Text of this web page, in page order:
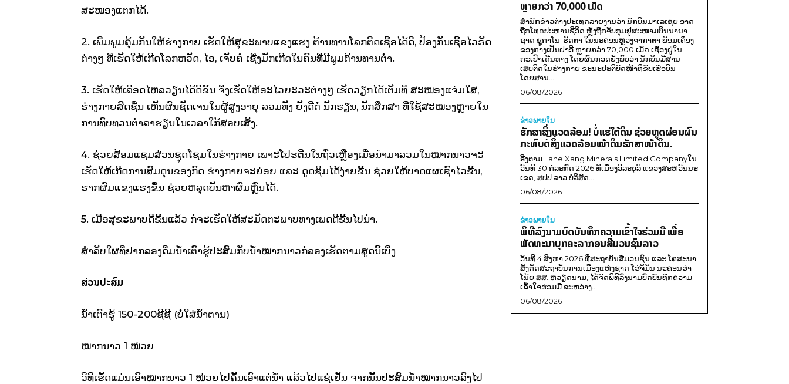
ສະໝອງ​ແຕກ​ໄດ້.
2.​ ເພີ່ມ​ພູມ​ຄຸ້ມ​ກັນ​ໃຫ້​ຮ່າງກາຍ ​ເຮັດ​ໃຫ້​ສຸຂະພາບ​ແຂງ​ແຮງ ຕ້ານທານ​ໂລກ​ຕິດ​ເຊື້ອ​ໄດ້ດີ, ປ້ອງ​ກັນ​ເຊື້ອ​ໄວ​ຣັດ​
ຕ່າງໆ​ ທີ່​ເຮັດ​ໃຫ້​ເກີດ​ໂລກ​ຫວັດ, ​ໄອ, ​ເຈັບຄໍ ​ເຊີ່ງ​ມັກ​ເກີດ​ໃນ​ຄົນ​ທີ່​ມີ​ພູມ​ຕ້ານທານ​ຕ່ຳ.
3. ​ເຮັດ​ໃຫ້​ເລືອດ​ໄຫລ​ວຽນ​ໄດ້​ດີ​ຂື້ນ ຈຶ່ງ​ເຮັດ​ໃຫ້​ອະ​ໄວ​ຍະ​ວະ​ຕ່າງໆ ​ເຮັດ​ວຽກ​ໄດ້​ເຕັມທີ່ ສະໝອງ​ແຈ່ມ​ໃສ,
ຮ່າງກາຍ​ສົດຊື່ນ ​ເຫັນ​ຜົນ​ຊັດ​ເຈນ​ໃນ​ຜູ້​ສູງ​ອາຍຸ ລວມທັງ ​ຍັງ​ດີ​ຕໍ່ ນັກຮຽນ, ນັກ​ສຶກສາ ທີ່​ໃຊ້​ສະໝອງຫຼາຍ​ໃນ​
ການ​ທົບ​ທວນ​ຕຳລາ​ຮຽນ​ໃນ​ເວລາ​ໃກ້​ສອບ​ເສັງ.
4. ຊ່ວຍ​ສ້ອມ​ແຊມ​ສ່ວນ​ຊຸດ​ໂຊມ​ໃນ​ຮ່າງ​ກາຍ ​ເພາະ​ໂປຣຕີນ​ໃນ​ຖົ່ວ​ເຫຼືອງ​ເມື່ອ​ນຳ​ມາ​ລວມ​ໃນໝາກນາວ​ຈະ​
ເຮັດ​ໃຫ້​ເກີດ​ການ​ສົມ​ດຸນ​ຂອງ​ກົດ ຮ່າງກາຍ​ຈະ​ຍ່ອຍ ​ແລະ ດູູດຊຶມ​ໄດ້​ງ່າຍ​ຂື້ນ ຊ່ວຍ​ໃຫ້​ບາດ​ແຜ​ເຊົາ​ໄວ​ຂື້ນ,
ຮາກ​ຜົມ​ແຂງ​ແຮງ​ຂຶ້ນ ຊ່ວຍຫລຸດບັນຫາ​ຜົມຫຼົ່ນ​ໄດ້.
5. ​ເມື່ອ​ສຸຂະພາບ​ດີ​ຂື້ນ​ແລ້ວ ກໍ​ຈະ​ເຮັດ​ໃຫ້​ສະມັດ​ຕະພາບ​ທາງ​ເພດ​ດີ​ຂື້ນ​ໄປ​ນຳ.
ສຳລັບ​ໃຜ​ທີ່​ຢາກ​ລອງ​ດື່ມນ້ຳ​ເຕົາ​ຮູ້​ປະສົມ​ກັບ​ນ້ຳໝາກນາວ​ກໍ​ລອງ​ເຮັດ​ຕາມ​ສູດ​ນີ້​ເບີ່​ງ
ສ່ວນ​ປະສົມ
ນ້ຳ​ເຕົາ​ຮູ້ 150-200ຊີ​ຊີ (ບໍ່​ໃສ່​ນ້ຳຕານ)
ໝາກນາວ 1 ໜ່ວຍ
ວິທີ​ເຮັດ​ແມ່ນ​​ເອົາໝາກນາວ 1 ໜ່ວຍ​ໄປ​ຄັ້ນ​ເອົາ​ແຕ່​ນ້ຳ ​ແລ້ວ​ໄປ​ແຊ່​ເຢັນ ຈາກ​ນັ້ນປະສົມ​ນ້ຳໝາກນາວ​ລົງ​ໄປ​
ຫຼາຍກວ່າ 70,000 ເມັດ
ສຳນັກຂ່າວຕ່າງປະເທດລາຍງານວ່າ ນັກບິນມາເລເຊຍ ອາດ
ຖືກໂທດປະຫານຊີວິດ ຫຼັງຖືກຈັບກຸມຢູ່ສະໜາມບິນນານາ
ຊາດ ຊູກາໂນ-ຮັດຕາ ໃນນະຄອນຫຼວງຈາກາຕາ ພ້ອມເຄື່ອງ
ຂອງກາງເປັນຢາອີ ຫຼາຍກວ່າ 70,000 ເມັດ ເຊື່ອງຢູ່ໃນ
ກະເປົາເດີນທາງ ໂດຍຜົນກວດຍັງພົບວ່າ ນັກບິນມີສານ
ເສບຕິດໃນຮ່າງກາຍ ຂະນະປະຕິບັດໜ້າທີ່ຂັບເຮືອບິນ
ໂດຍສານ...
06/08/2026
ຂ່າວພາຍ​ໃນ
ຮັກສາສິ່ງແວດລ້ອມ! ບໍ່ແຮ່ໃຕ້ດິນ ຊ່ວຍຫຼຸດຜ່ອນຜົນ
ກະທົບຕໍ່ສິ່ງແວດລ້ອມໜ້າດິນຮັກສາໜ້າດິນ.
ອີງຕາມ Lane Xang Minerals Limited Companyໃນ
ວັນທີ 30 ກໍລະກົດ 2026 ທີ່ເມືອງວິລະບູລີ ແຂວງສະຫວັນນະ
ເຂດ, ສປປ ລາວ ບໍລິສັດ...
06/08/2026
ຂ່າວພາຍ​ໃນ
ພິທີລົງນາມບົດບັນທຶກຄວາມເຂົ້າໃຈຮ່ວມມື ເພື່ອ
ພັດທະນາບຸກຄະລາກອນສື່ມວນຊົນລາວ
ວັນທີ 4 ສິງຫາ 2026 ທີ່ສະຖາບັນສື່ມວນຊົນ ແລະ ໂຄສະນາ
ສັງກັດສະຖາບັນການເມືອງແຫ່ງຊາດ ໂຮ່ຈິມິນ ນະຄອນຮ່າ
ໂນ້ຍ ສສ. ຫວຽດນາມ, ໄດ້ຈັດພິທີລົງນາມບົດບັນທຶກຄວາມ
ເຂົ້າໃຈຮ່ວມມື ລະຫວ່າງ...
06/08/2026